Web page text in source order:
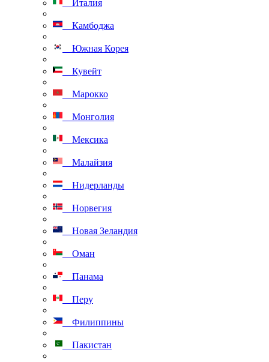
Италия
Камбоджа
Южная Корея
Кувейт
Марокко
Монголия
Мексика
Малайзия
Нидерланды
Норвегия
Новая Зеландия
Оман
Панама
Перу
Филиппины
Пакистан